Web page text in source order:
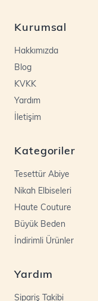
Kurumsal
Hakkımızda
Blog
KVKK
Yardım
İletişim
Kategoriler
Tesettür Abiye
Nikah Elbiseleri
Haute Couture
Büyük Beden
İndirimli Ürünler
Yardım
Sipariş Takibi